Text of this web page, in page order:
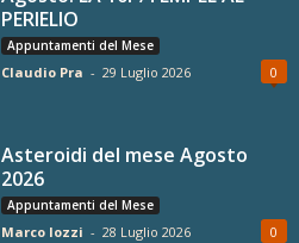
PERIELIO
Appuntamenti del Mese
Claudio Pra - 29 Luglio 2026 0
Asteroidi del mese Agosto
2026
Appuntamenti del Mese
Marco Iozzi - 28 Luglio 2026 0